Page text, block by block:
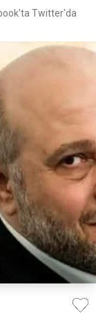
Twitter'da